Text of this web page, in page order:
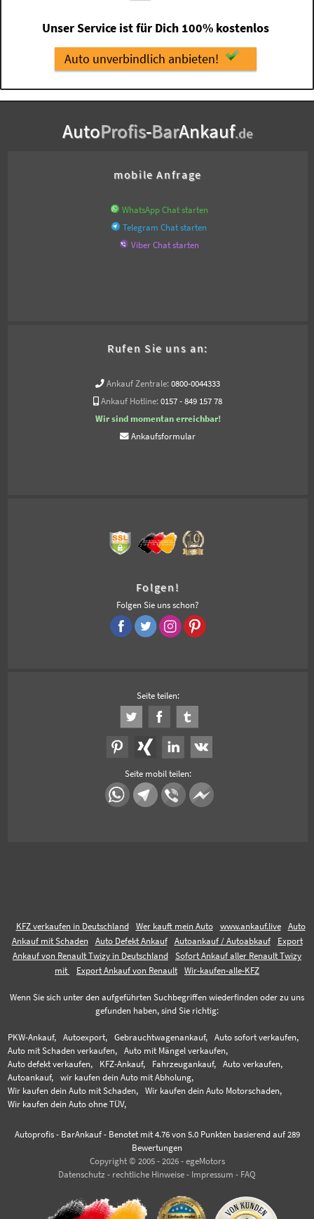
Unser Service ist für Dich 100% kostenlos
Auto unverbindlich anbieten!
AutoProfis-BarAnkauf.de
mobile Anfrage
WhatsApp Chat starten
Telegram Chat starten
Viber Chat starten
Rufen Sie uns an:
Ankauf Zentrale: 0800-0044333
Ankauf Hotline: 0157 - 849 157 78
Wir sind momentan erreichbar!
Ankaufsformular
Folgen!
Folgen Sie uns schon?
Seite teilen:
Seite mobil teilen:
KFZ verkaufen in Deutschland Wer kauft mein Auto www.ankauf.live
Auto
Ankauf mit Schaden
Auto Defekt Ankauf Autoankauf / Autoabkauf
Export
Ankauf von Renault Twizy in Deutschland
Sofort Ankauf aller Renault Twizy
mit
Export Ankauf von Renault Wir-kaufen-alle-KFZ
Wenn Sie sich unter den aufgeführten Suchbegriffen wiederfinden oder zu uns
gefunden haben, sind Sie richtig:
PKW-Ankauf, Autoexport, Gebrauchtwagenankauf,
Auto sofort verkaufen,
Auto mit Schaden verkaufen,
Auto mit Mängel verkaufen,
Auto defekt verkaufen,
KFZ-Ankauf, Fahrzeugankauf,
Auto verkaufen,
Autoankauf,
wir kaufen dein Auto mit Abholung,
Wir kaufen dein Auto mit Schaden,
Wir kaufen dein Auto Motorschaden,
Wir kaufen dein Auto ohne TÜV,
Autoprofis - BarAnkauf- Benotet mit 4.76von 5.0 Punkten basierend auf 289
Bewertungen
Copyright © 2005 - 2026 - egeMotors
Datenschutz - rechtliche Hinweise - Impressum - FAQ